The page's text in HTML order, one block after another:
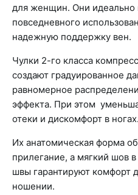
для женщин. Они идеально
повседневного
надежную поддержку вен.
Чулки 2-го класса
создают градуированное
равномерное
эффекта. При этом
отеки и дискомфорт в
Их анатомическая форма
прилегание, а мягкий шов
швы гарантируют комфорт
ношении.